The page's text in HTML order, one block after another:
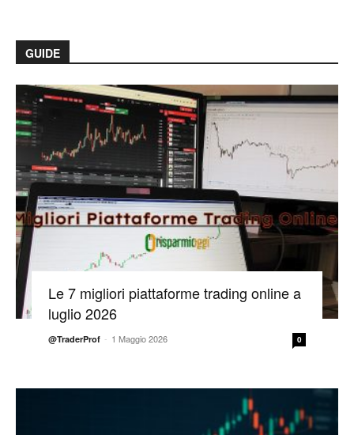
GUIDE
Le 7 migliori piattaforme trading online a
luglio 2026
@TraderProf - 1 Maggio 2026 0